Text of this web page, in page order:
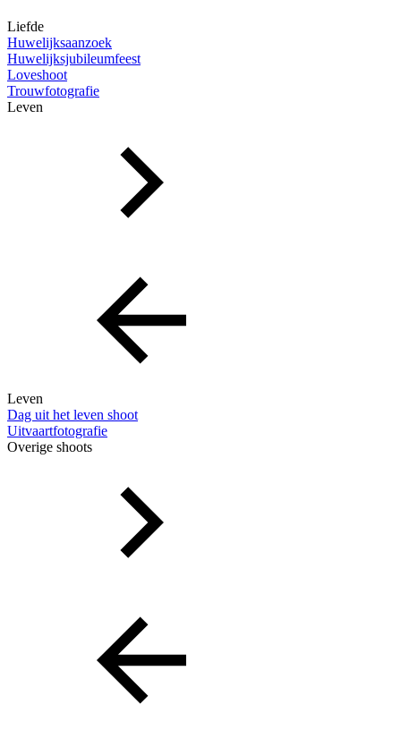
Liefde
Huwelijksaanzoek
Huwelijksjubileumfeest
Loveshoot
Trouwfotografie
Leven
Leven
Dag uit het leven shoot
Uitvaartfotografie
Overige shoots